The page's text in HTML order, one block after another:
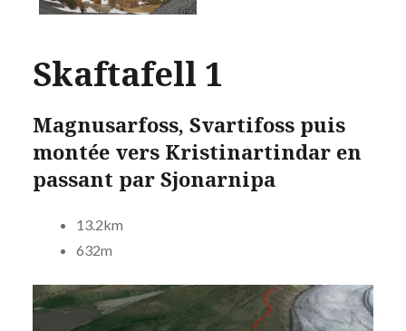
Skaftafell 1
Magnusarfoss, Svartifoss puis
montée vers Kristinartindar en
passant par Sjonarnipa
13.2km
632m